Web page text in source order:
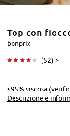
Top con
bonprix
(52) >
95% viscosa
Descrizione e